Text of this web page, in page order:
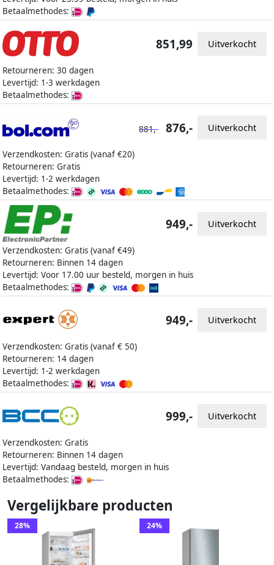
Betaalmethodes:
Retourneren: 30 dagen
Levertijd: 1-3 werkdagen
Betaalmethodes:
851,99 Uitverkocht
Verzendkosten: Gratis (vanaf €20)
Retourneren: Gratis
Levertijd: 1-2 werkdagen
Betaalmethodes:
881,- 876,- Uitverkocht
Verzendkosten: Gratis (vanaf €49)
Retourneren: Binnen 14 dagen
Levertijd: Voor 17.00 uur besteld, morgen in huis
Betaalmethodes:
949,- Uitverkocht
Verzendkosten: Gratis (vanaf € 50)
Retourneren: 14 dagen
Levertijd: 1-2 werkdagen
Betaalmethodes:
949,- Uitverkocht
Verzendkosten: Gratis
Retourneren: Binnen 14 dagen
Levertijd: Vandaag besteld, morgen in huis
Betaalmethodes:
999,- Uitverkocht
Vergelijkbare producten
28% 24%